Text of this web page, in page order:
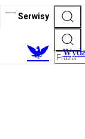
Serwisy